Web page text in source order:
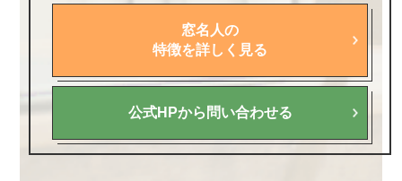
窓名人の
特徴を詳しく見る
公式HPから問い合わせる